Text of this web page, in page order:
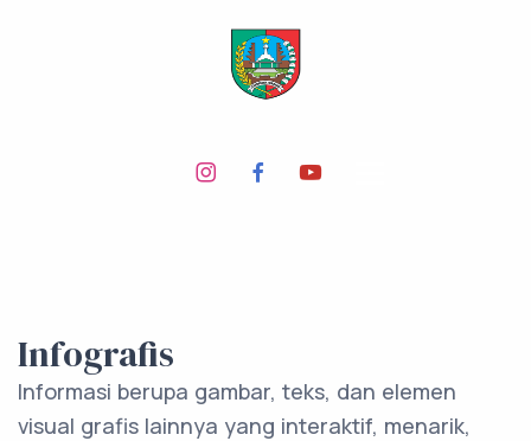
Infografis
Informasi berupa gambar, teks, dan elemen
visual grafis lainnya yang interaktif, menarik,